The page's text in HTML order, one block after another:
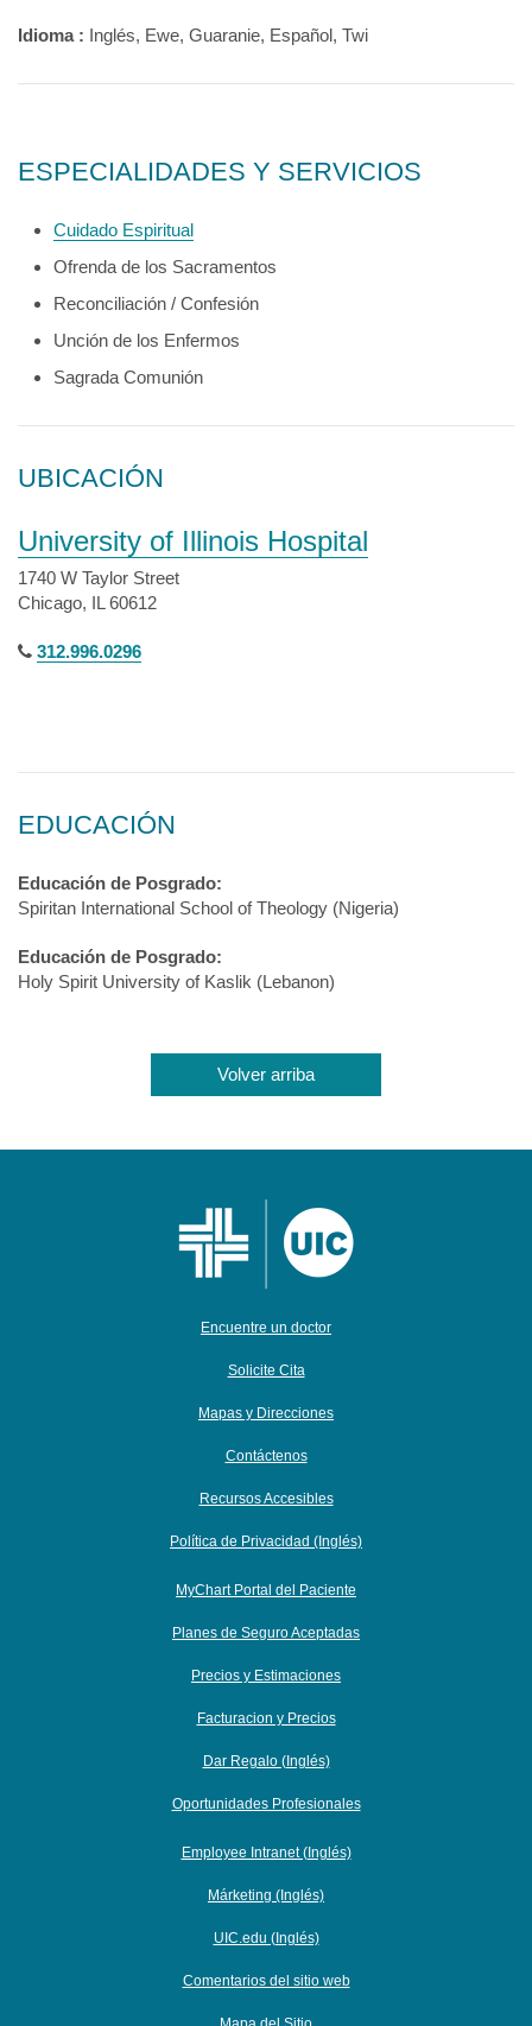
Idioma : Inglés, Ewe, Guaranie, Español, Twi
ESPECIALIDADES Y SERVICIOS
Cuidado Espiritual
Ofrenda de los Sacramentos
Reconciliación / Confesión
Unción de los Enfermos
Sagrada Comunión
UBICACIÓN
University of Illinois Hospital
1740 W Taylor Street
Chicago, IL 60612
312.996.0296
EDUCACIÓN
Educación de Posgrado:
Spiritan International School of Theology (Nigeria)
Educación de Posgrado:
Holy Spirit University of Kaslik (Lebanon)
Volver arriba
Encuentre un doctor
Solicite Cita
Mapas y Direcciones
Contáctenos
Recursos Accesibles
Política de Privacidad (Inglés)
MyChart Portal del Paciente
Planes de Seguro Aceptadas
Precios y Estimaciones
Facturacion y Precios
Dar Regalo (Inglés)
Oportunidades Profesionales
Employee Intranet (Inglés)
Márketing (Inglés)
UIC.edu (Inglés)
Comentarios del sitio web